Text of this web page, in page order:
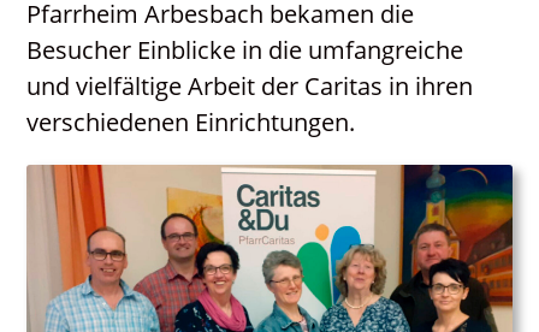
Angetraut
Getauft
Heimgegangen
Kontakt
Links
Neuigkeiten
Pfarrblatt
Seelsorge / Sakramente
Caritas
Pfarrheim Arbesbach bekamen die
Besucher Einblicke in die umfangreiche
und vielfältige Arbeit der Caritas in ihren
verschiedenen Einrichtungen.